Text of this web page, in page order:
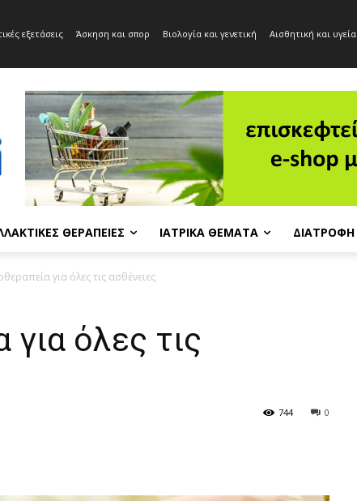
εξετάσεις Άσκηση και σπορ Βιολογία και γενετική Αισθητική και υγεία
ΘΕΡΑΠΕΊΕΣ ΙΑΤΡΙΚΆ ΘΈΜΑΤΑ ΔΙΑΤΡΟΦΉ
για όλες τις ασθένειες
όλες τις
0
744